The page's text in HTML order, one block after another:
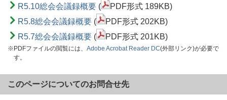
R5.10総会会議録概要 (
PDF形式 189KB)
R5.8総会会議録概要 (
PDF形式 202KB)
R5.7総会会議録概要 ( PDF形式 201KB)
※PDFファイルの閲覧には、 Adobe Acrobat Reader DC(外部リンク)が必要で
す。
このページについてのお問合せ先